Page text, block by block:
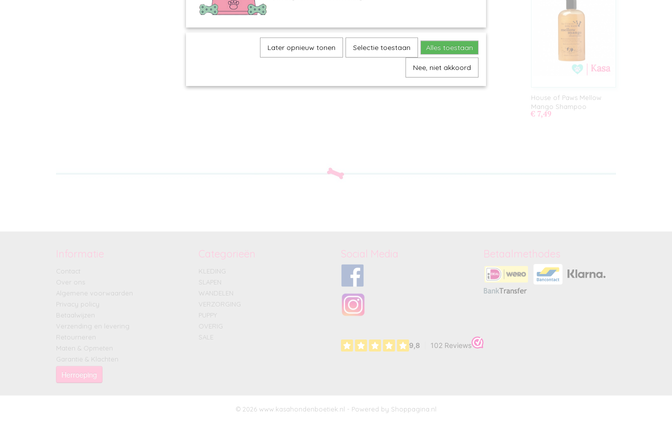
House of Paws Mellow
Mango Shampoo
€ 7,49
Informatie
Contact
Over ons
Algemene voorwaarden
Privacy policy
Betaalwijzen
Verzending en levering
Retourneren
Maten & Opmeten
Garantie & Klachten
Herroeping
Categorieën
KLEDING
SLAPEN
WANDELEN
VERZORGING
PUPPY
OVERIG
SALE
Social Media Betaalmethodes
© 2026 www.kasahondenboetiek.nl - Powered by Shoppagina.nl
Later opnieuw tonen Selectie toestaan Alles toestaan
Nee, niet akkoord